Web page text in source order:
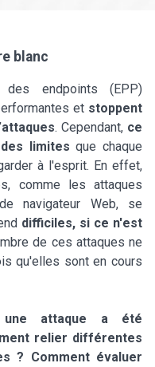
blanc
endpoints (EPP)
et stoppent
. Cependant, ce
limites que chaque
à l'esprit. En effet,
comme les attaques
navigateur Web, se
difficiles, si ce n'est
de ces attaques ne
qu'elles sont en cours
attaque a été
relier différentes
? Comment évaluer